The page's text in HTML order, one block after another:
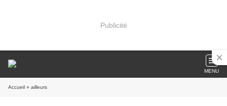
Publicité
MENU
Accueil » ailleurs